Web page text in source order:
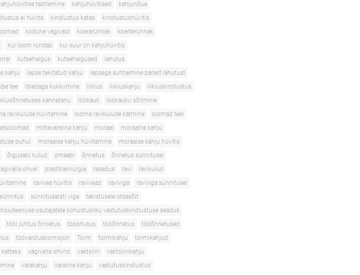
taotlemine kahjuhüvitised
kahjunõue
ei hüvita kindlustus katab
kindlustushüvitis
kodune vägivald koerarünnak
koerterünnak
kui loom ründab
kui suur on kahjuhüvitis
kutsehaigus kutsehaigused
lahutus
kahju lapse tekitatud kahju
lapsega suhtlemine pärast lahutust
libe tee libedaga kukkumine liiklus liikluskahju
liikluskindlustus
kannatanu löökauk
löökauku sõitmine
ravikulude hüvitamine looma ravikulude katmine
loomad teel
mittevaraline kahju moraal
moraalne kahju
puhul moraalse kahju hüvitamine
moraalse kahju hüvitis
õigusabi kulud omaabi õnnetus
õnnetus sünnitusel
ohver plastikakirurgia rasedus ravi
ravikulud
ravivea hüvitis ravivead raviviga
raviviga sünnitusel
sünnitus sünnitusarsti viga
takistusele otsasõit
osutajatele kohustusliku vastutuskindlustuse seadus
tööl juhtus õnnetus tööohutus tööõnnetus
tööõnnetused
töövaidluskomisjon Torm tormikahju
tormikahjud
katteks vägivalla ohvrid vaktsiiin
vaktsiinikahju
varakahju varaline kahju vastutuskindlustus